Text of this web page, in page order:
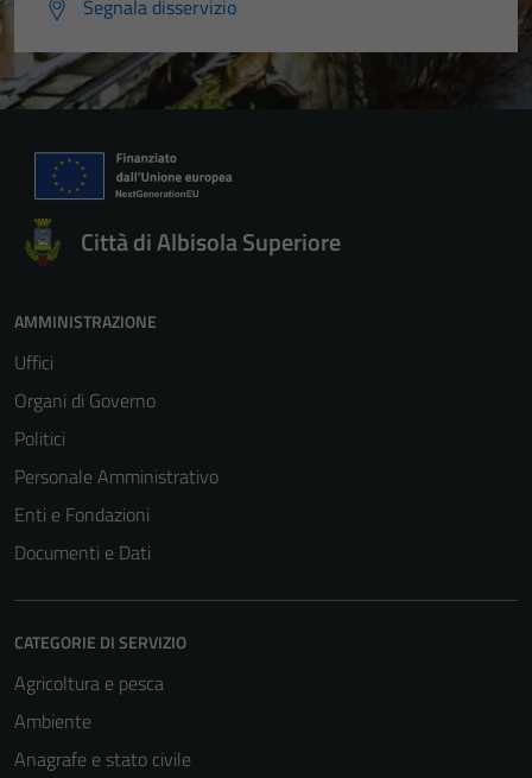
Segnala disservizio
Città di Albisola Superiore
AMMINISTRAZIONE
Uffici
Organi di Governo
Politici
Personale Amministrativo
Enti e Fondazioni
Documenti e Dati
CATEGORIE DI SERVIZIO
Agricoltura e pesca
Ambiente
Anagrafe e stato civile
Questi cookie